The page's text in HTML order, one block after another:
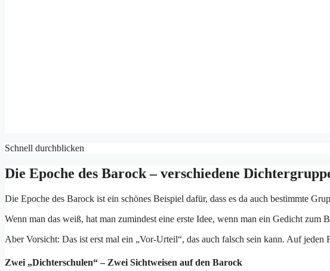
Schnell durchblicken
Die Epoche des Barock – verschiedene
Die Epoche des Barock ist ein schönes Beispiel dafür, dass es da auch bestimmte
Wenn man das weiß, hat man zumindest eine erste Idee, wenn man ein Gedicht zum
Aber Vorsicht: Das ist erst mal ein „Vor-Urteil“, das auch falsch sein kann. Auf
Zwei „Dichterschulen“ – Zwei Sichtweisen auf den Barock